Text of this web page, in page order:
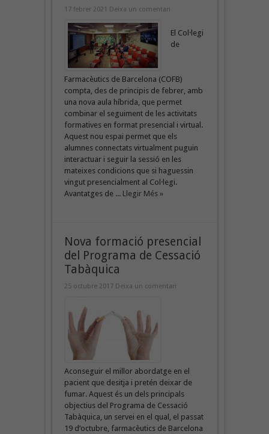
17 febrer 2021 Deixa un comentari
El Col·legi
de
Farmacèutics de Barcelona (COFB)
compta, des de principis de febrer, amb
una nova aula híbrida, que permet
combinar el seguiment de les activitats
formatives en format presencial i virtual.
Aquest nou espai permet que els
alumnes connectats virtualment puguin
interactuar i seguir la sessió en les
mateixes condicions que si haguessin
vingut presencialment al Col·legi.
Avantatges de ... Llegir Més »
Nova formació presencial
del Programa de Cessació
Tabàquica
25 octubre 2017 Deixa un comentari
Aconseguir el millor abordatge en el
pacient que desitja i pretén deixar de
fumar. Aquest és un dels principals
objectius del Programa de Cessació
Tabàquica, un servei en el qual, el passat
19 d’octubre, farmacèutics de Barcelona